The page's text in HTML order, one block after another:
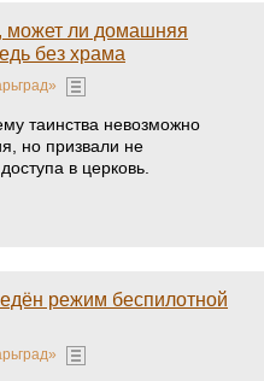
может ли домашняя
без храма
таинства невозможно
но призвали не
в церковь.
режим беспилотной